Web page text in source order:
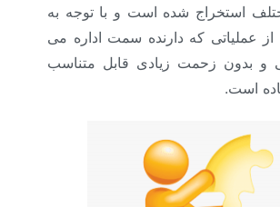
استخراج شده است و با توجه به
عملیاتی که دارنده سمت اداره می
و بدون زحمت زیادی قابل متناسب
است.